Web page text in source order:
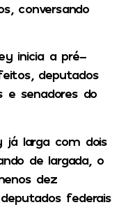
conversando
inicia a pré-
deputados
e senadores do
já larga com dois
de largada, o
dez
federais